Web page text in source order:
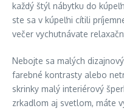
každý štýl nábytku do
ste sa v kúpeľni cítili
večer vychutnávate
Nebojte sa malých
farebné kontrasty alebo
skrinky malý interiérový
zrkadlom aj svetlom, máte